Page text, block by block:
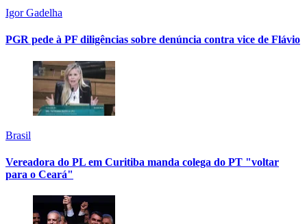
Igor Gadelha
PGR pede à PF diligências sobre denúncia contra vice de Flávio
Brasil
Vereadora do PL em Curitiba manda colega do PT "voltar
para o Ceará"